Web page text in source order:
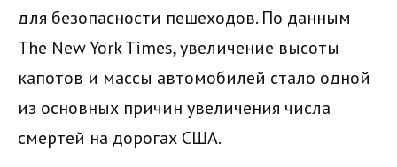
для безопасности пешеходов. По данным
The New York Times, увеличение высоты
капотов и массы автомобилей стало одной
из основных причин увеличения числа
смертей на дорогах США.